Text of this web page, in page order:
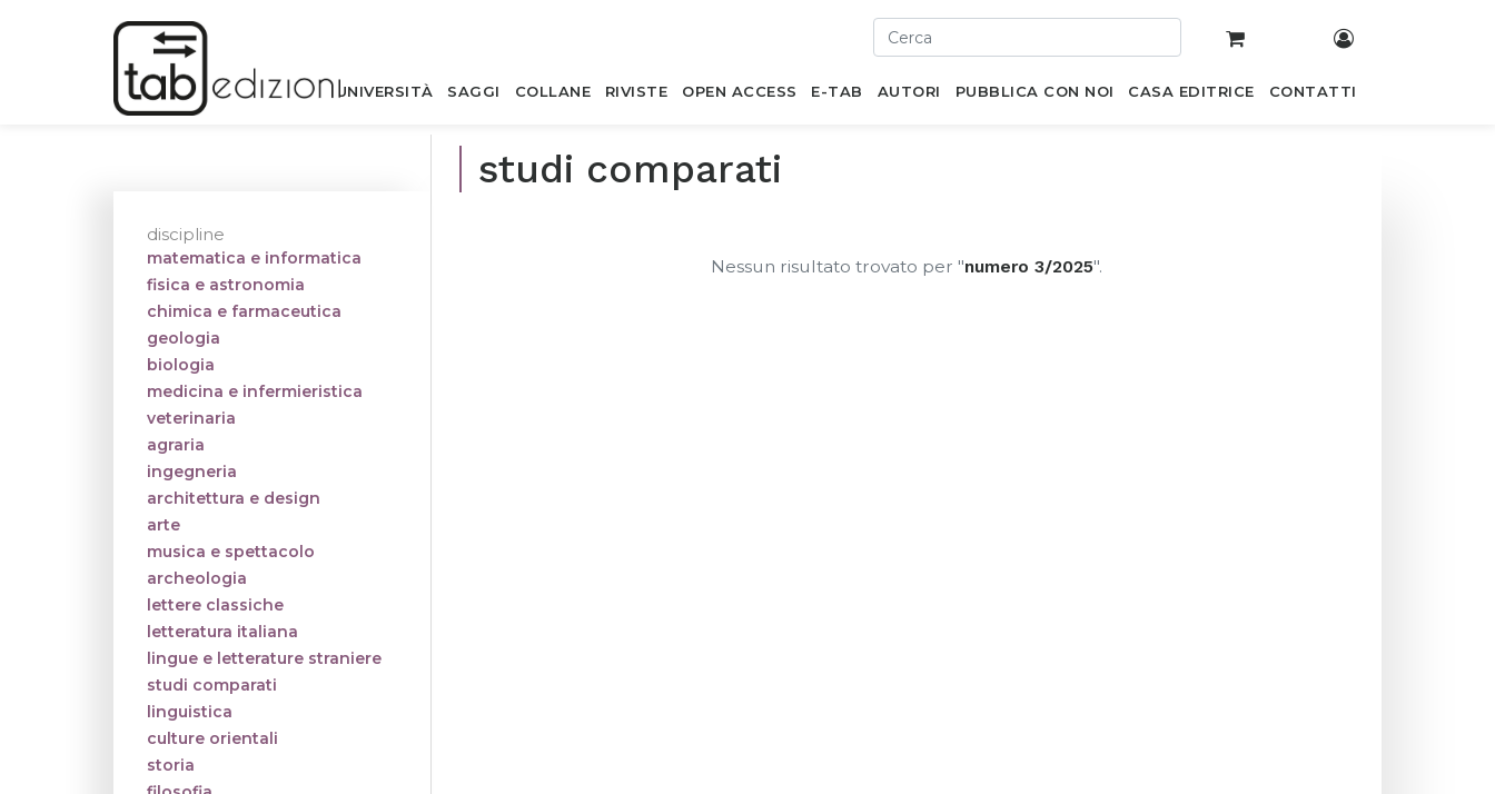
UNIVERSITÀ SAGGI COLLANE RIVISTE OPEN ACCESS E-TAB AUTORI PUBBLICA CON NOI CASA EDITRICE CONTATTI
studi comparati
discipline
matematica e informatica
fisica e astronomia
chimica e farmaceutica
geologia
biologia
medicina e infermieristica
veterinaria
agraria
ingegneria
architettura e design
arte
musica e spettacolo
archeologia
lettere classiche
letteratura italiana
lingue e letterature straniere
studi comparati
linguistica
culture orientali
storia
Nessun risultato trovato per "numero 3/2025".